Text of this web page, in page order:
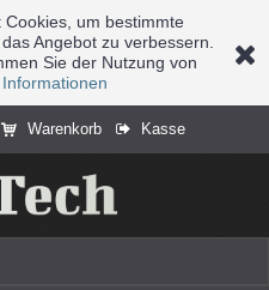
um bestimmte
Angebot zu verbessern.
Sie der Nutzung von
Warenkorb Kasse